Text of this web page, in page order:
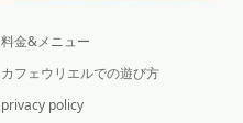
料金&メニュー
カフェウリエルでの遊び方
privacy policy